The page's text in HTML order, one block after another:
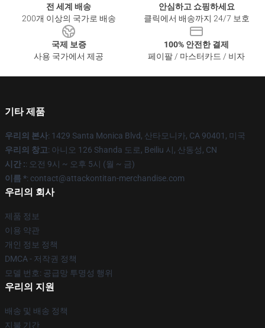
전 세계 배송
200개 이상의 국가로 배송
안심하고 쇼핑하세요
클릭에서 배송까지 24/7 보호
국제 보증
사용 국가에서 제공
100% 안전한 결제
페이팔 / 마스터카드 / 비자
기타 제품
우리의 본사: 1429 Santa Monica Blvd, 산타모니카, CA 90401, 미국
우리의 창고: 아니오 126 Shanda 도로, Beiliu 시, 산동성, CN
시간 :: 오전 9시 ~ 오후 5시 (월 ~ 금)
이름 *: contact@attackontitan-merchandise.com
우리의 회사
제품 정보
이용 약관
개인 정보 정책
DMCA - 저작권 정책
모델 번호: 공급망 투명성 행위
우리의 지원
배송 및 배송 정책
지불 기간